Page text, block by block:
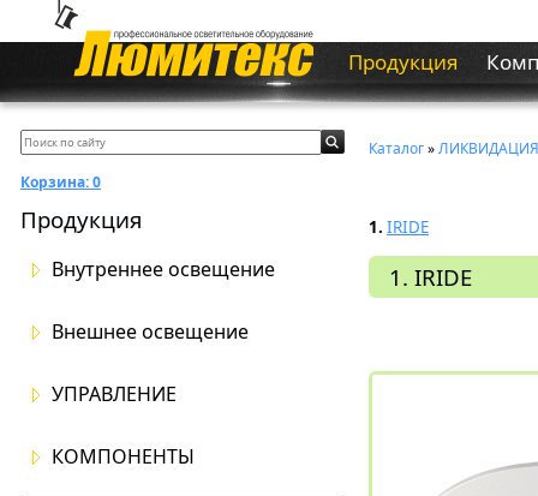
Продукция
Корзина:0
Продукция
Внутреннее освещение
Внешнее освещение
УПРАВЛЕНИЕ
КОМПОНЕНТЫ
Каталог»ЛИКВИДАЦИЯ
1. IRIDE
1. IRIDE